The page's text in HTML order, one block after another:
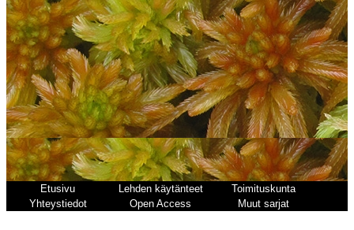
Etusivu Lehden käytänteet
Toimituskunta
Yhteystiedot
Open Access Muut sarjat